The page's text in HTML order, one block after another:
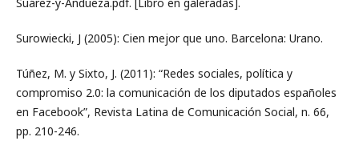
Suárez-y-Andueza.pdf. [Libro en galeradas].
Surowiecki, J (2005): Cien mejor que uno. Barcelona: Urano.
Túñez, M. y Sixto, J. (2011): “Redes sociales, política y
compromiso 2.0: la comunicación de los diputados españoles
en Facebook”, Revista Latina de Comunicación Social, n. 66,
pp. 210-246.